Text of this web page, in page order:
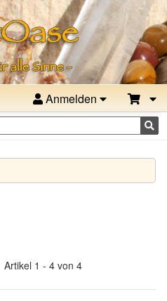
Anmelden
Artikel 1 - 4 von 4